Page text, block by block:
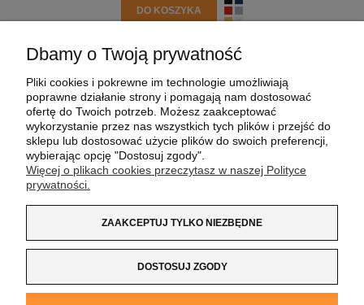
DO KOSZYKA
MOJE KONTO
PŁATNOŚCI I DOSTAWA
O NAS
Dbamy o Twoją prywatność
Pliki cookies i pokrewne im technologie umożliwiają
poprawne działanie strony i pomagają nam dostosować
ofertę do Twoich potrzeb. Możesz zaakceptować
wykorzystanie przez nas wszystkich tych plików i przejść do
sklepu lub dostosować użycie plików do swoich preferencji,
wybierając opcję "Dostosuj zgody".
Więcej o plikach cookies przeczytasz w naszej Polityce
prywatności.
ZAAKCEPTUJ TYLKO NIEZBĘDNE
DOSTOSUJ ZGODY